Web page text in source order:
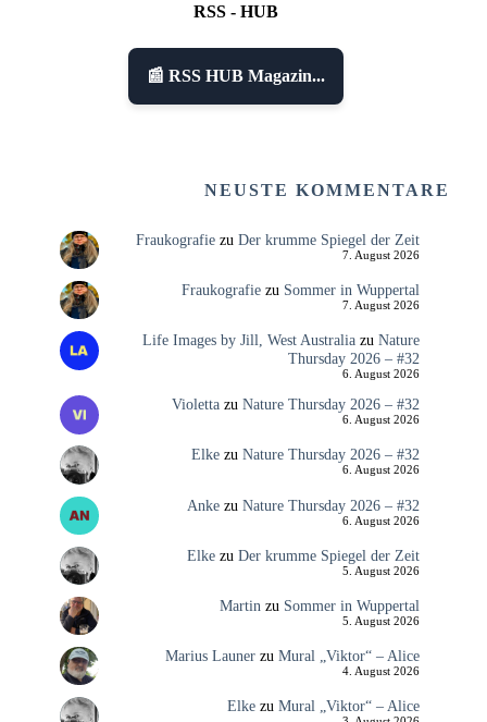
RSS - HUB
📰 RSS HUB Magazin...
NEUSTE KOMMENTARE
Fraukografiezu Der krumme Spiegel der Zeit
7. August 2026
Fraukografiezu Sommer in Wuppertal
7. August 2026
Life Images by Jill, West Australiazu Nature
Thursday 2026 – #32
6. August 2026
Violettazu Nature Thursday 2026 – #32
6. August 2026
Elkezu Nature Thursday 2026 – #32
6. August 2026
Ankezu Nature Thursday 2026 – #32
6. August 2026
Elkezu Der krumme Spiegel der Zeit
5. August 2026
Martin zu Sommer in Wuppertal
5. August 2026
Marius Launerzu Mural „Viktor“ – Alice
4. August 2026
Elkezu Mural „Viktor“ – Alice